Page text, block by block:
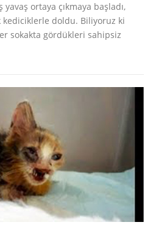
ortaya çıkmaya başladı,
kediciklerle doldu. Biliyoruz ki
sokakta gördükleri sahipsiz